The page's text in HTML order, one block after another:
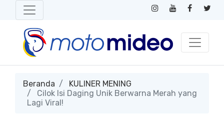
Beranda
KULINER MENING
Cilok Isi Daging Unik Berwarna Merah yang
Lagi Viral!